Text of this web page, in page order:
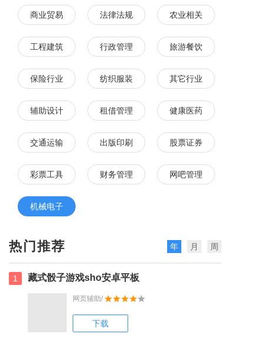
商业贸易 法律法规 农业相关
工程建筑 行政管理 旅游餐饮
保险行业 纺织服装 其它行业
辅助设计 租借管理 健康医药
交通运输 出版印刷 股票证券
彩票工具 财务管理 网吧管理
机械电子
热门推荐 年 月 周
1 藏式骰子游戏sho安卓平板
网页辅助/
下载